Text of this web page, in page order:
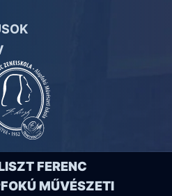
FERENC
MŰVÉSZETI